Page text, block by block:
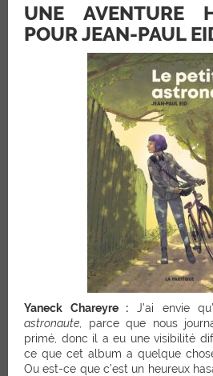
UNE AVENTURE
POUR JEAN-PAUL
Yaneck Chareyre : J’ai envie
astronaute , parce que nous
primé, donc il a eu une visibilité
ce que cet album a quelque
Ou est-ce que c’est un heureux